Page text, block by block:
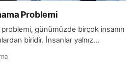
Problemi
günümüzde birçok insanın
biridir. İnsanlar yalnız
Bu nedenle sürekli